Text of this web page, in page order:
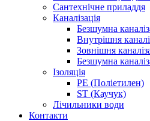
Сантехнічне приладдя
Каналізація
Безшумна
Внутрішня
Зовнішня
Безшумна
Ізоляція
PE (Поліетилен)
ST (Каучук)
Лічильники води
Контакти